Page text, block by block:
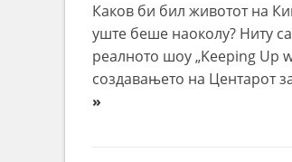
Каков би бил животот на
уште беше наоколу? Ниту
реалното шоу „Keeping Up
создавањето на Центарот
»